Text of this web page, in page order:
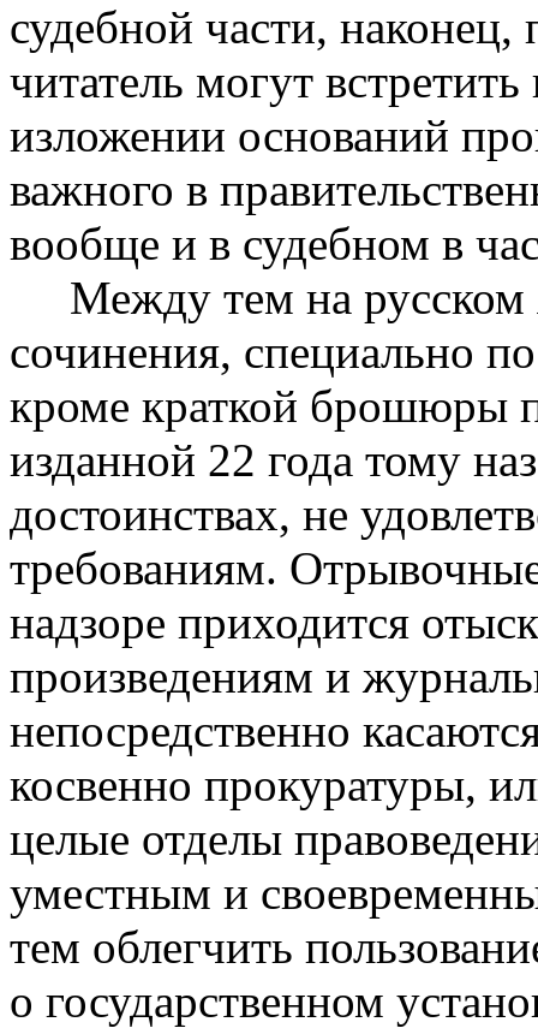
судебной части,
читатель могут
изложении оснований
важного в
вообще и в судебном в
Между тем на русском
сочинения, специально
кроме краткой брошюры
изданной 22 года тому
достоинствах, не
требованиям.
надзоре приходится
произведениям и
непосредственно
косвенно прокуратуры,
целые отделы
уместным и
тем облегчить
о государственном